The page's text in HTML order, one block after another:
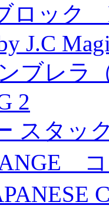
ロック
J.C
ブレラ
2
スタッ